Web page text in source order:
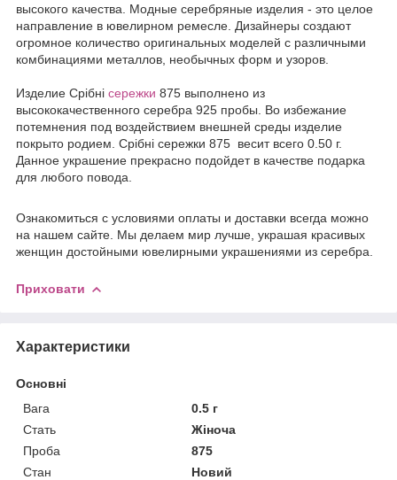
высокого качества. Модные серебряные изделия - это целое
направление в ювелирном ремесле. Дизайнеры создают
огромное количество оригинальных моделей с различными
комбинациями металлов, необычных форм и узоров.
Изделие Срібні сережки 875 выполнено из
высококачественного серебра 925 пробы. Во избежание
потемнения под воздействием внешней среды изделие
покрыто родием. Срібні сережки 875 весит всего 0.50 г.
Данное украшение прекрасно подойдет в качестве подарка
для любого повода.
Ознакомиться с условиями оплаты и доставки всегда можно
на нашем сайте. Мы делаем мир лучше, украшая красивых
женщин достойными ювелирными украшениями из серебра.
Приховати
Характеристики
Основні
Вага
0.5 г
Стать
Жіноча
Проба
875
Стан
Новий